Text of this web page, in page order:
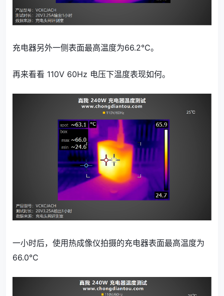
充电器另外一侧表面最高温度为66.2℃。
再来看看 110V 60Hz 电压下温度表现如何。
一小时后，使用热成像仪拍摄的充电器表面最高温度为
66.0℃